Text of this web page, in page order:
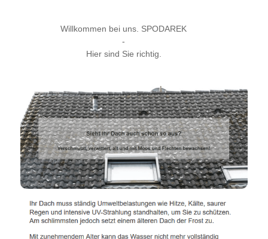
Willkommen bei uns. SPODAREK
-
Hier sind Sie richtig.